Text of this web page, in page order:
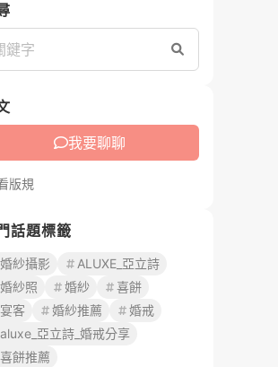
我要聊聊
版規
話題標籤
婚紗攝影
ALUXE_亞立詩
婚紗照
婚紗
喜餅
宴客
婚紗推薦
婚戒
aluxe_亞立詩_婚戒分享
喜餅推薦